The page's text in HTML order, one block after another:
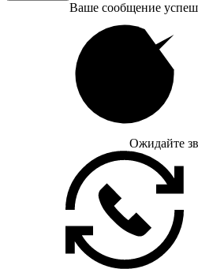
Ваше сообщение
Ожидайте